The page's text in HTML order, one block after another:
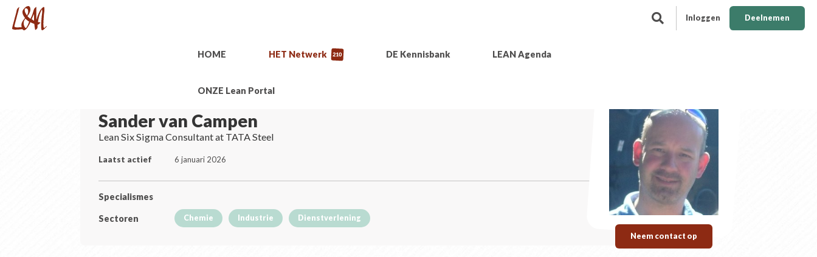
Inloggen Deelnemen
HOME HET Netwerk 210 DE Kennisbank LEAN Agenda
ONZE Lean Portal
Neem contact op
Sander van Campen
Lean Six Sigma Consultant at TATA Steel
Laatst actief 6 januari 2026
Specialismes
Sectoren Chemie Industrie Dienstverlening